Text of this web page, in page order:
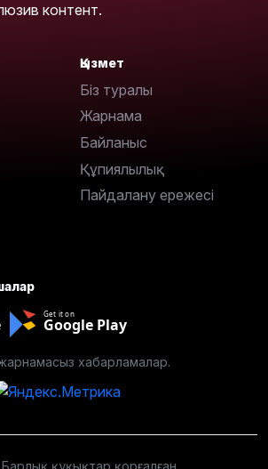
контент.
Қызмет
Біз туралы
Жарнама
Байланыс
Құпиялылық
Пайдалану ережесі
Get it on
Google Play
жарнамасыз хабарламалар.
құқықтар қорғалған.